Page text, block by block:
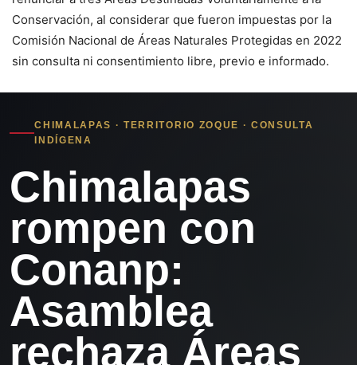
Conservación, al considerar que fueron impuestas por la
Comisión Nacional de Áreas Naturales Protegidas en 2022
sin consulta ni consentimiento libre, previo e informado.
CHIMALAPAS · TERRITORIO ZOQUE · CONSULTA
INDÍGENA
Chimalapas
rompen con
Conanp:
Asamblea
rechaza Áreas